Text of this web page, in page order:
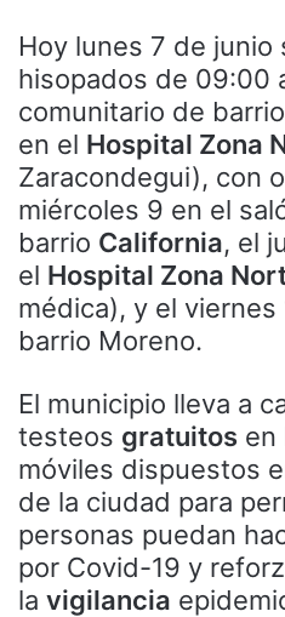
Hoy lunes 7 de junio
hisopados de 09:00
comunitario de barrio
en el Hospital Zona
Zaracondegui), con
miércoles 9 en el
barrio California, el
el Hospital Zona
médica), y el viernes
barrio Moreno.
El municipio lleva a
testeos gratuitos en
móviles dispuestos
de la ciudad para
personas puedan
por Covid-19 y
la vigilancia